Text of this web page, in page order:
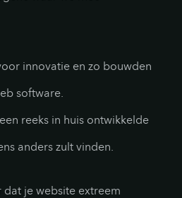
innovatie en zo bouwden
software.
reeks in huis ontwikkelde
anders zult vinden.
dat je website extreem